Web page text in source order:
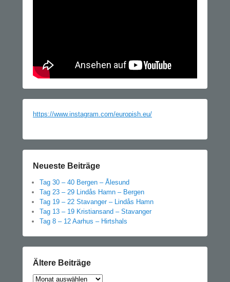
https://www.instagram.com/europish.eu/
Neueste Beiträge
Tag 30 – 40 Bergen – Ålesund
Tag 23 – 29 Lindås Hamn – Bergen
Tag 19 – 22 Stavanger – Lindås Hamn
Tag 13 – 19 Kristiansand – Stavanger
Tag 8 – 12 Aarhus – Hirtshals
Ältere Beiträge
Ältere